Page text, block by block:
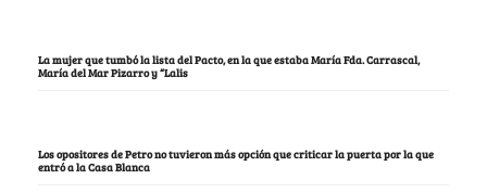
La mujer que tumbó la lista del Pacto, en la que estaba María Fda. Carrascal,
María del Mar Pizarro y “Lalis
Los opositores de Petro no tuvieron más opción que criticar la puerta por la que
entró a la Casa Blanca